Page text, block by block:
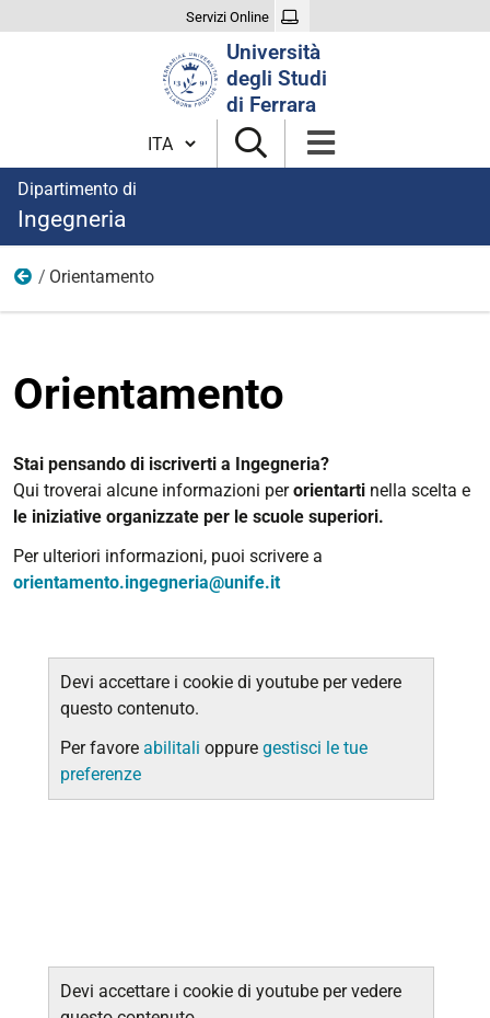
Servizi Online
Università
degli Studi
di Ferrara
Cambia lingua
Dipartimento di
Ingegneria
Didattica
Orientamento
Orientamento
Stai pensando di iscriverti a Ingegneria?
Qui troverai alcune informazioni perorientarti nella scelta e
le iniziative organizzate per le scuole superiori.
Per ulteriori informazioni, puoi scrivere a
orientamento.ingegneria@unife.it
Devi accettare i cookie di youtube per vedere
questo contenuto.
Per favore abilitali oppure gestisci le tue
preferenze
Devi accettare i cookie di youtube per vedere